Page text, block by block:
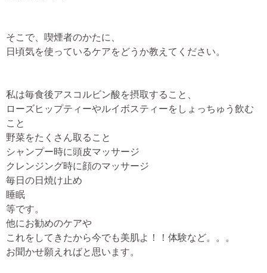
そこで、喫煙者のかたに、
日頃気を使っているケアをどうか教えてください。
私は毎食後アスコルビン酸を摂取すること、
ローズヒップティーやルイボスティーをしょっちゅう飲む
こと
野菜をたくさん取ること
シャンプー時に頭皮マッサージ
クレンジング時に顔のマッサージ
毎日の日焼け止め
睡眠
等です。
他にお勧めのケアや
これをしてきたから今でも美肌よ！！体験など。。。
お聞かせ願えればと思います。